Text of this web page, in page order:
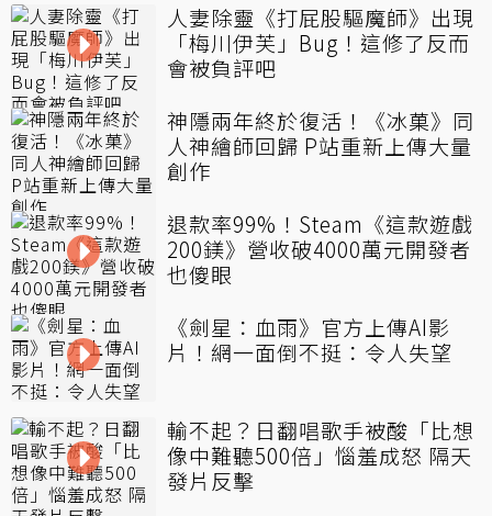
人妻除靈《打屁股驅魔師》出現
「梅川伊芙」Bug！這修了反而
會被負評吧
神隱兩年終於復活！《冰菓》同
人神繪師回歸 P站重新上傳大量
創作
退款率99%！Steam《這款遊戲
200鎂》營收破4000萬元開發者
也傻眼
《劍星：血雨》官方上傳AI影
片！網一面倒不挺：令人失望
輸不起？日翻唱歌手被酸「比想
像中難聽500倍」惱羞成怒 隔天
發片反擊